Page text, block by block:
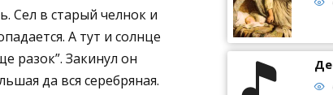
Сел в старый челнок и
А тут и солнце
разок”. Закинул он
да вся серебряная.